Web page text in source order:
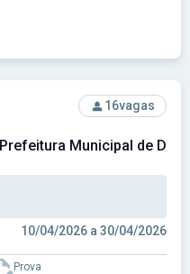
- SP - Prefeitura
16vagas
Municipal de
10/04/2026 a 30/04/2026
Prova